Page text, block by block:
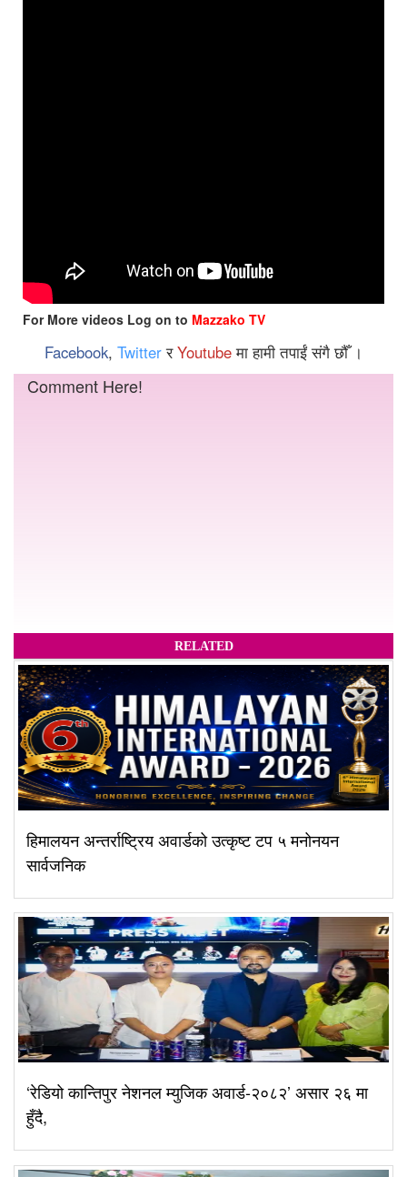
For More videos Log on to Mazzako TV
Facebook, TwitterरYoutubeमा हामी तपाईं संगै छौँ ।
Comment Here!
RELATED
हिमालयन अन्तर्राष्ट्रिय अवार्डको उत्कृष्ट टप ५ मनोनयन
सार्वजनिक
‘रेडियो कान्तिपुर नेशनल म्युजिक अवार्ड-२०८२’ असार २६ मा
हुँदै,